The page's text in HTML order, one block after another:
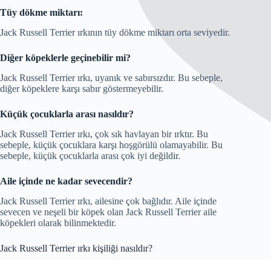
Tüy dökme miktarı:
Jack Russell Terrier ırkının tüy dökme miktarı orta seviyedir.
Diğer köpeklerle geçinebilir mi?
Jack Russell Terrier ırkı, uyanık ve sabırsızdır. Bu sebeple,
diğer köpeklere karşı sabır göstermeyebilir.
Küçük çocuklarla arası nasıldır?
Jack Russell Terrier ırkı, çok sık havlayan bir ırktır. Bu
sebeple, küçük çocuklara karşı hoşgörülü olamayabilir. Bu
sebeple, küçük çocuklarla arası çok iyi değildir.
Aile içinde ne kadar sevecendir?
Jack Russell Terrier ırkı, ailesine çok bağlıdır. Aile içinde
sevecen ve neşeli bir köpek olan Jack Russell Terrier aile
köpekleri olarak bilinmektedir.
Jack Russell Terrier ırkı kişiliği nasıldır?